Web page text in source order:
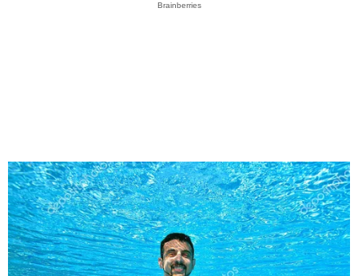
Brainberries